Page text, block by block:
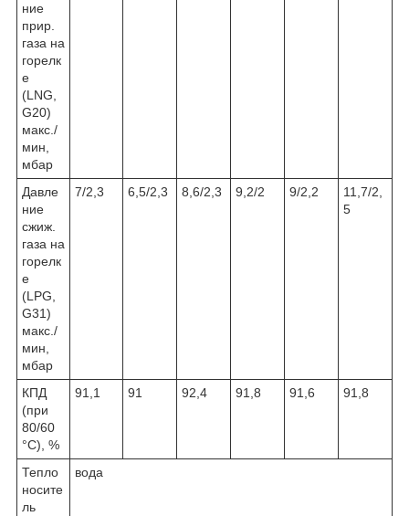
ние
прир.
газа на
горелк
е
(LNG,
G20)
макс./
мин,
мбар
Давле
ние
сжиж.
газа на
горелк
е
(LPG,
G31)
макс./
мин,
мбар
7/2,3 6,5/2,3 8,6/2,3 9,2/2 9/2,2
11,7/2,
5
КПД
(при
80/60
°C), %
91,1 91 92,4 91,8 91,6 91,8
Тепло
носите
ль
вода